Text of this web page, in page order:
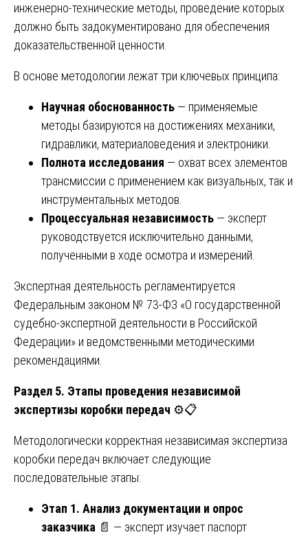
инженерно-технические методы, проведение которых
должно быть задокументировано для обеспечения
доказательственной ценности.
В основе методологии лежат три ключевых принципа:
Научная обоснованность — применяемые
методы базируются на достижениях механики,
гидравлики, материаловедения и электроники.
Полнота исследования — охват всех элементов
трансмиссии с применением как визуальных, так и
инструментальных методов.
Процессуальная независимость — эксперт
руководствуется исключительно данными,
полученными в ходе осмотра и измерений.
Экспертная деятельность регламентируется
Федеральным законом № 73-ФЗ «О государственной
судебно-экспертной деятельности в Российской
Федерации» и ведомственными методическими
рекомендациями.
Раздел 5. Этапы проведения независимой
экспертизы коробки передач ⚙️📋
Методологически корректная независимая экспертиза
коробки передач включает следующие
последовательные этапы:
Этап 1. Анализ документации и опрос
заказчика 📄 — эксперт изучает паспорт